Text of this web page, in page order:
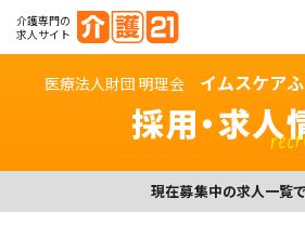
介護専門の
求人サイト
医療法人財団 明理会 イムスケア
採用・求人
現在募集中の求人一覧で